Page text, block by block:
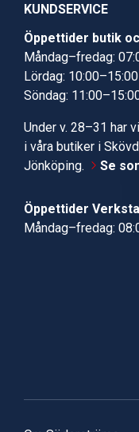
KUNDSERVICE
Öppettider butik
Måndag–fredag:
Lördag: 10:00–15:00
Söndag:
Under v. 28–31 har
i våra butiker i
Jönköping.
Se
Öppettider
Måndag–fredag: